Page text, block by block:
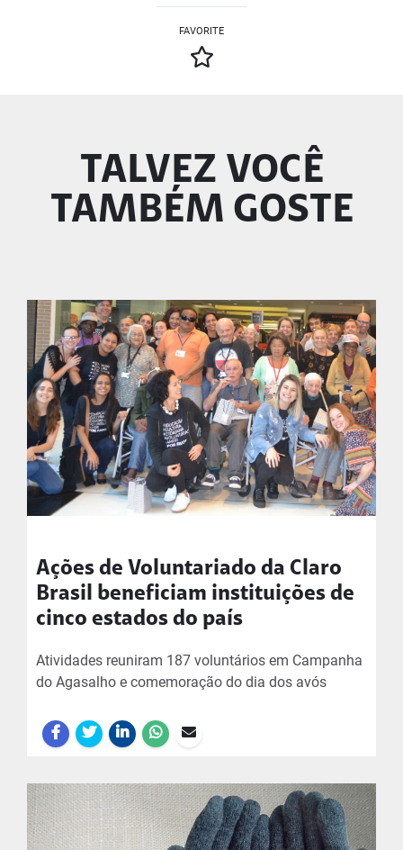
FAVORITE
TALVEZ VOCÊ
TAMBÉM GOSTE
Ações de Voluntariado da Claro
Brasil beneficiam instituições de
cinco estados do país
Atividades reuniram 187 voluntários em Campanha
do Agasalho e comemoração do dia dos avós